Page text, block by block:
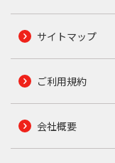
サイトマップ
ご利用規約
会社概要